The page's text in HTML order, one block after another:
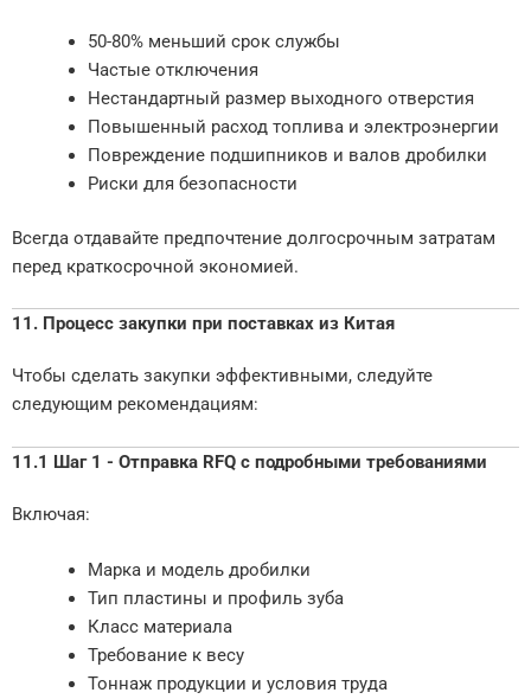
50-80% меньший срок службы
Частые отключения
Нестандартный размер выходного отверстия
Повышенный расход топлива и электроэнергии
Повреждение подшипников и валов дробилки
Риски для безопасности
Всегда отдавайте предпочтение долгосрочным затратам
перед краткосрочной экономией.
11. Процесс закупки при поставках из Китая
Чтобы сделать закупки эффективными, следуйте
следующим рекомендациям:
11.1 Шаг 1 - Отправка RFQ с подробными требованиями
Включая:
Марка и модель дробилки
Тип пластины и профиль зуба
Класс материала
Требование к весу
Тоннаж продукции и условия труда